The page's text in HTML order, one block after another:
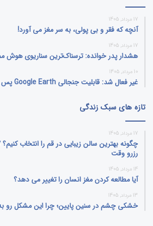
17 مرداد, 1405
آنچه که فقر و بی‌ پولی، به سر مغز می‌ آورد!
17 مرداد, 1405
هشدار پدر خوانده: ترسناک‌ترین سناریوی هوش
10 مرداد, 1405
غیر فعال شد: قابلیت جنجالی Google Earth پس از یک روز!
تازه های سبک زندگی
17 مرداد, 1405
رزرو وقت
14 مرداد, 1405
آیا مطالعه کردن مغز انسان را تغییر می‌ دهد؟
13 مرداد, 1405
خشکی چشم در سنین پایین؛ چرا این مشکل رو